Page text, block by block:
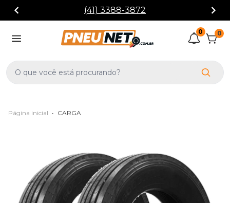
(41) 3388-3872
0 0
Página inicial • CARGA